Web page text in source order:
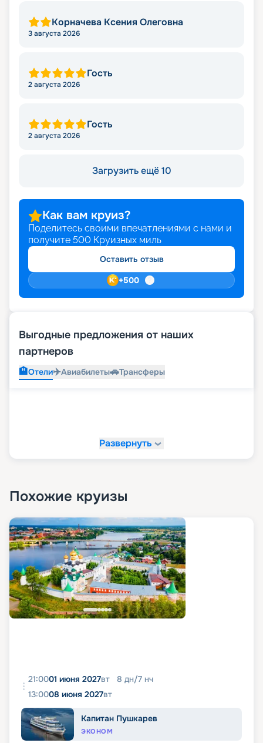
Корначева Ксения Олеговна
3 августа 2026
Гость
2 августа 2026
Гость
2 августа 2026
Загрузить ещё 10
Как вам круиз?
Поделитесь своими впечатлениями с нами и
получите 500 Круизных миль
Оставить отзыв
+500
Выгодные предложения от наших
партнеров
🏨Отели✈️Авиабилеты🚗Трансферы
Развернуть
Похожие круизы
21:0001 июня 2027вт 8 дн/7 нч
13:0008 июня 2027вт
Капитан Пушкарев
ЭКОНОМ